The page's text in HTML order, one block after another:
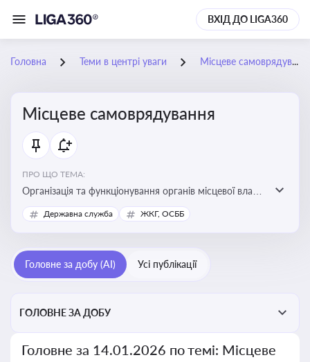
ВХІД ДО LIGA360
Головна Теми в центрі уваги Місцеве самоврядування
Місцеве самоврядування
ПРО ЩО ТЕМА:
Організація та функціонування органів місцевої влади,
які приймають рішення та здійснюють управлінські
функції на рівні місцевих громад (міст, сіл, селищ)
Державна служба ЖКГ, ОСББ
Головне за добу (AI) Усі публікації
ГОЛОВНЕ ЗА ДОБУ
Головне за 14.01.2026 по темі: Місцеве